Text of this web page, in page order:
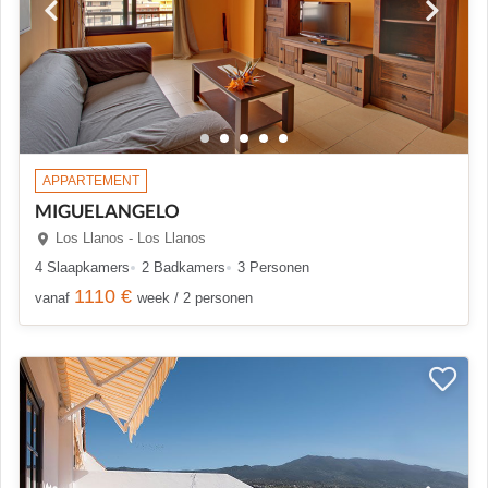
APPARTEMENT
MIGUELANGELO
Los Llanos - Los Llanos
4 Slaapkamers
2 Badkamers
3 Personen
vanaf 1110 € week / 2 personen